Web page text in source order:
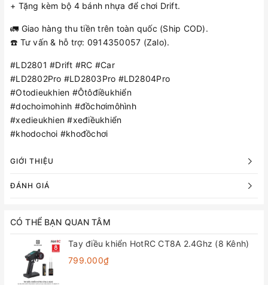
+ Tặng kèm bộ 4 bánh nhựa để chơi Drift.
🚛 Giao hàng thu tiền trên toàn quốc (Ship COD).
☎️ Tư vấn & hỗ trợ: 0914350057 (Zalo).
#LD2801 #Drift #RC #Car
#LD2802Pro #LD2803Pro #LD2804Pro
#Otodieukhien #Ôtôđiềukhiển
#dochoimohinh #đồchơimôhình
#xedieukhien #xeđiềukhiển
#khodochoi #khođồchơi
GIỚI THIỆU
ĐÁNH GIÁ
CÓ THỂ BẠN QUAN TÂM
Tay điều khiển HotRC CT8A 2.4Ghz (8 Kênh)
799.000₫